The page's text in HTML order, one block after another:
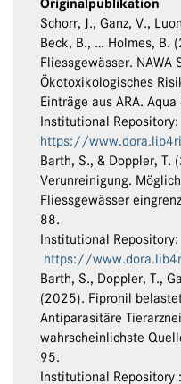
Originalpublikation
Schorr, J., Ganz, V.,
Beck, B., … Holmes, B.
Fliessgewässer.
Ökotoxikologisches
Einträge aus ARA.
Institutional Repository:
https://
Barth, S., & Doppler, T.
Verunreinigung.
Fliessgewässer
88.
Institutional Repository:
https://
Barth, S., Doppler, T.,
(2025). Fipronil
Antiparasitäre
wahrscheinlichste
95.
Institutional Repository :